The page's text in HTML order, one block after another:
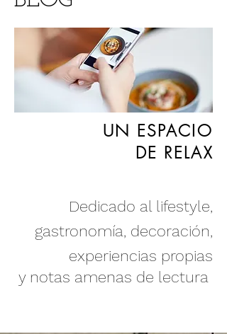
UN ESPACIO
DE RELAX
Dedicado al lifestyle,
gastronomía, decoración,
experiencias propias
y notas amenas de lectura